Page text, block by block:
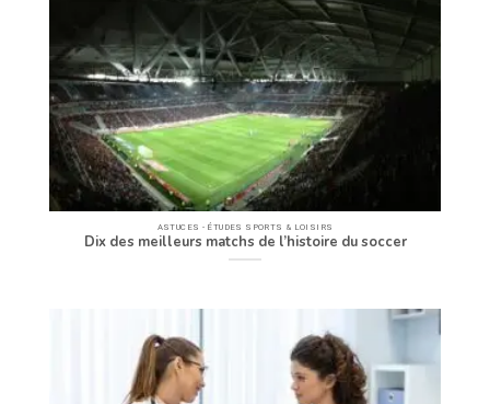
ASTUCES - ÉTUDES SPORTS & LOISIRS
Dix des meilleurs matchs de l’histoire du soccer